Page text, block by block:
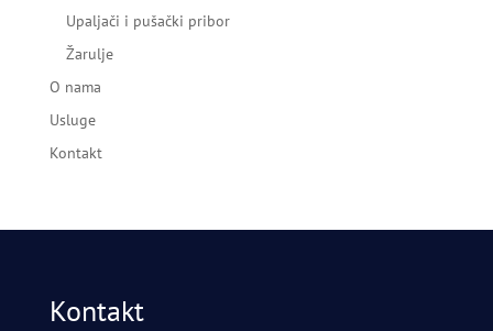
Upaljači i pušački pribor
Žarulje
O nama
Usluge
Kontakt
Kontakt